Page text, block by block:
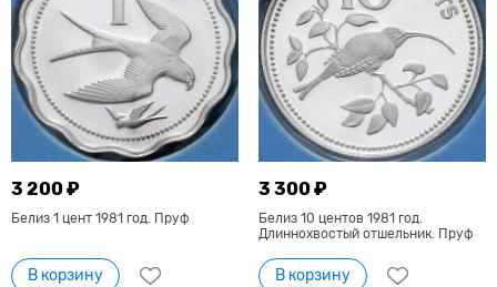
3 200 ₽
Белиз 1 цент 1981 год. Пруф
В корзину
3 300 ₽
Белиз 10 центов 1981 год.
Длиннохвостый отшельник. Пруф
В корзину